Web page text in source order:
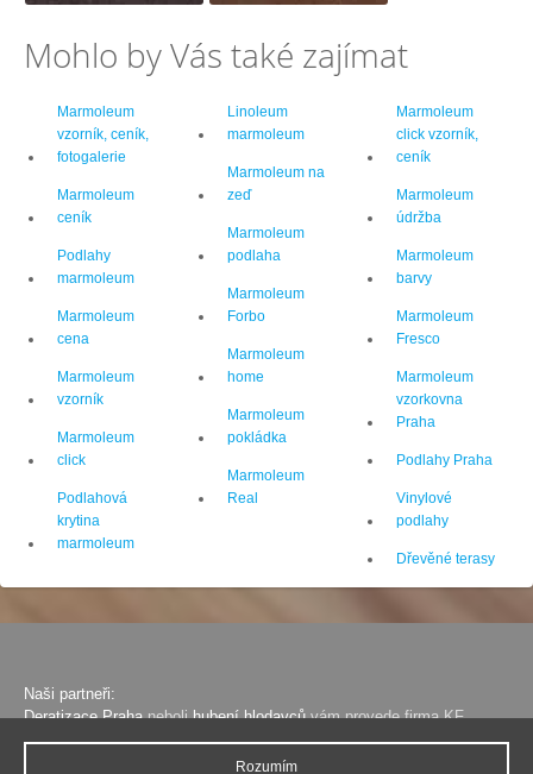
Mohlo by Vás také zajímat
Marmoleum
vzorník, ceník,
fotogalerie
Marmoleum
ceník
Podlahy
marmoleum
Marmoleum
cena
Marmoleum
vzorník
Marmoleum
click
Podlahová
krytina
marmoleum
Linoleum
marmoleum
Marmoleum na
zeď
Marmoleum
podlaha
Marmoleum
Forbo
Marmoleum
home
Marmoleum
pokládka
Marmoleum
Real
Marmoleum
click vzorník,
ceník
Marmoleum
údržba
Marmoleum
barvy
Marmoleum
Fresco
Marmoleum
vzorkovna
Praha
Podlahy Praha
Vinylové
podlahy
Dřevěné terasy
Naši partneři:
Deratizace Prahanebolihubení hlodavcůvám provede firma KF
TRANS na profesionální úrovni.Deratizacea ostatní DDD služby -
dezinfekce dezinsekce deratizace. Pokud budete potřebovat výměnu
Rozumím